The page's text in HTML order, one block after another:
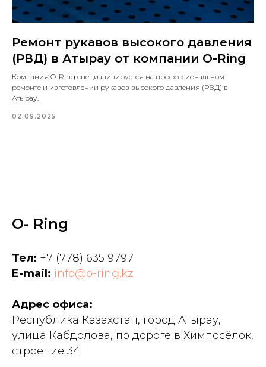
Ремонт рукавов высокого давления
(РВД) в Атырау от компании O-Ring
Компания O-Ring специализируется на профессиональном
ремонте и изготовлении рукавов высокого давления (РВД) в
Атырау.
02.09.2025
O- Ring
Тел: +7 (778) 635 9797
E-mail: info@o-ring.kz
Адрес офиса:
Республика Казахстан, город Атырау,
улица Кабдолова, по дороге в Химпосёлок,
строение 34